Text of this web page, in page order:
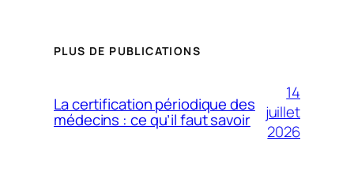
PLUS DE PUBLICATIONS
La certification périodique des
médecins : ce qu’il faut savoir
14
juillet
2026